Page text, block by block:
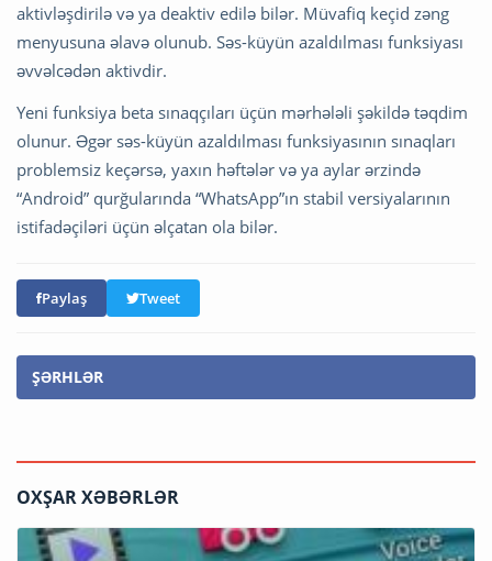
aktivləşdirilə və ya deaktiv edilə bilər. Müvafiq keçid zəng
menyusuna əlavə olunub. Səs-küyün azaldılması funksiyası
əvvəlcədən aktivdir.
Yeni funksiya beta sınaqçıları üçün mərhələli şəkildə təqdim
olunur. Əgər səs-küyün azaldılması funksiyasının sınaqları
problemsiz keçərsə, yaxın həftələr və ya aylar ərzində
“Android” qurğularında “WhatsApp”ın stabil versiyalarının
istifadəçiləri üçün əlçatan ola bilər.
Paylaş Tweet
ŞƏRHLƏR
OXŞAR XƏBƏRLƏR